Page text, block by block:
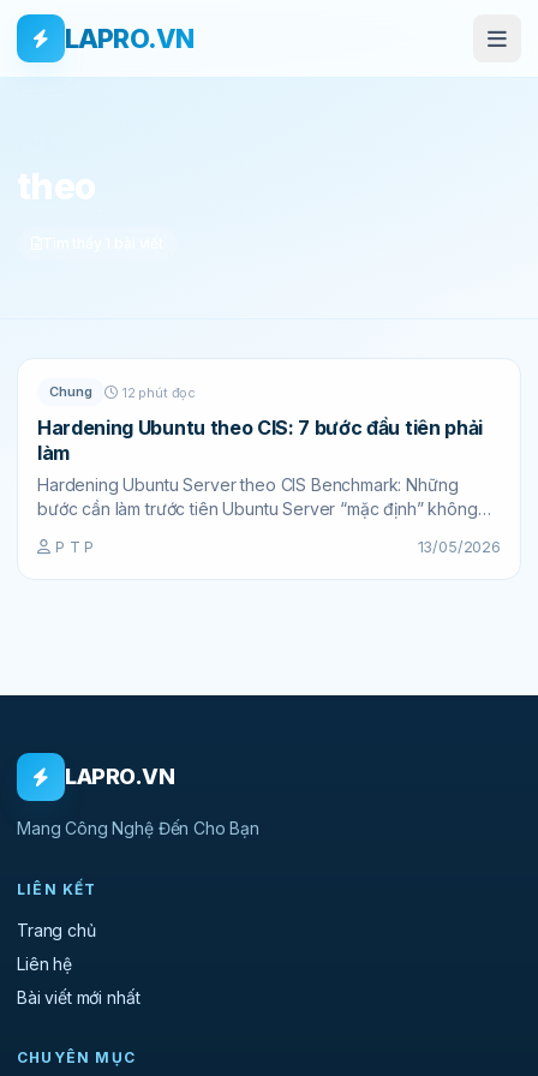
Skip to main content
Bỏ qua tới nội dung
LAPRO.VN
theo
Chung 12 phút đọc
Hardening Ubuntu theo CIS: 7 bước đầu tiên phải
làm
Hardening Ubuntu Server theo CIS Benchmark: Những
bước cần làm trước tiên Ubuntu Server “mặc định” không
P T P 13/05/2026
LAPRO.VN
Mang Công Nghệ Đến Cho Bạn
LIÊN KẾT
Trang chủ
Liên hệ
Bài viết mới nhất
CHUYÊN MỤC